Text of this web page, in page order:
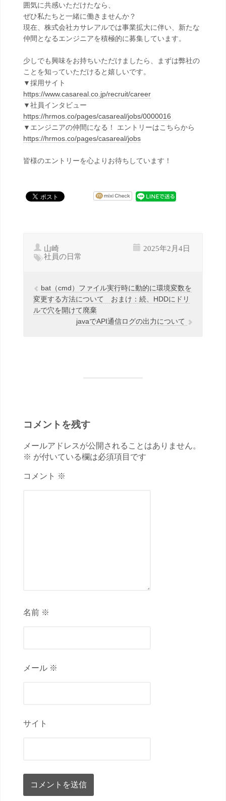
囲気に共感いただけたなら、
ぜひ私たちと一緒に働きませんか？
現在、株式会社カサレアルでは事業拡大に伴い、新たな
仲間となるエンジニアを積極的に募集しています。
少しでも興味をお持ちいただけましたら、まずは弊社の
ことを知っていただけると嬉しいです。
▼採用サイト
https://www.casareal.co.jp/recruit/career
▼社員インタビュー
https://hrmos.co/pages/casareal/jobs/0000016
▼エンジニアの仲間になる！ エントリーはこちらから
https://hrmos.co/pages/casareal/jobs
皆様のエントリーを心よりお待ちしています！
山崎 2025年2月4日
社員の日常
bat（cmd）ファイル実行時に動的に環境変数を
変更する方法について おまけ：続、HDDにドリ
ルで穴を開けて廃棄
javaでAPI通信ログの出力について
コメントを残す
メールアドレスが公開されることはありません。
※ が付いている欄は必須項目です
コメント ※
名前 ※
メール ※
サイト